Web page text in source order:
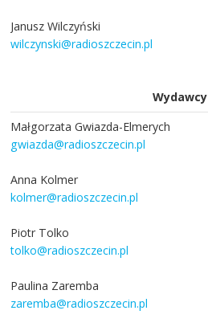
Janusz Wilczyński
wilczynski@radioszczecin.pl
Wydawcy
Małgorzata Gwiazda-Elmerych
gwiazda@radioszczecin.pl
Anna Kolmer
kolmer@radioszczecin.pl
Piotr Tolko
tolko@radioszczecin.pl
Paulina Zaremba
zaremba@radioszczecin.pl